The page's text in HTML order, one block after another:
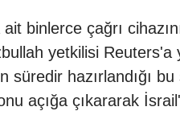
binlerce çağrı
yetkilisi Reuters'a
süredir hazırlandığı
açığa çıkararak